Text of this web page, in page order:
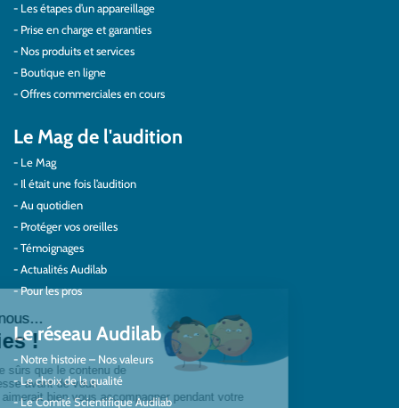
Les étapes d’un appareillage
Prise en charge et garanties
Nos produits et services
Boutique en ligne
Offres commerciales en cours
Le Mag de l'audition
Le Mag
Il était une fois l’audition
Au quotidien
Protéger vos oreilles
Témoignages
Actualités Audilab
Pour les pros
Le réseau Audilab
Notre histoire – Nos valeurs
Le choix de la qualité
Le Comité Scientifique Audilab